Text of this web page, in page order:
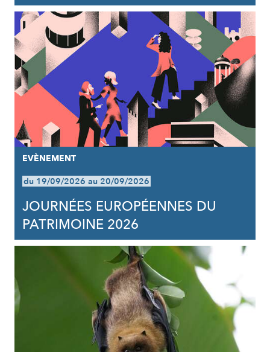
EVÈNEMENT
du 19/09/2026 au 20/09/2026
JOURNÉES EUROPÉENNES DU
PATRIMOINE 2026